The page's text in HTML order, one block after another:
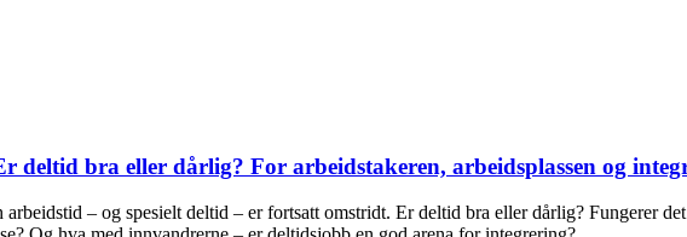
deltid bra eller dårlig? For arbeidstakeren, arbeidsplassen og
– og spesielt deltid – er fortsatt omstridt. Er deltid bra eller dårlig? Fungerer